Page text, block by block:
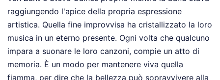
raggiungendo l'apice della propria espressione
artistica. Quella fine improvvisa ha cristallizzato la loro
musica in un eterno presente. Ogni volta che qualcuno
impara a suonare le loro canzoni, compie un atto di
memoria. È un modo per mantenere viva quella
fiamma, per dire che la bellezza può sopravvivere alla